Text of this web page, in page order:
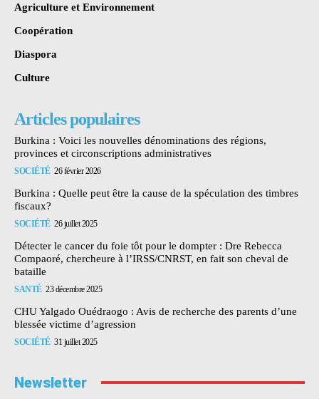
Agriculture et Environnement
Coopération
Diaspora
Culture
Articles populaires
Burkina : Voici les nouvelles dénominations des régions,
provinces et circonscriptions administratives
SOCIÉTÉ 26 février 2026
Burkina : Quelle peut être la cause de la spéculation des timbres
fiscaux?
SOCIÉTÉ 26 juillet 2025
Détecter le cancer du foie tôt pour le dompter : Dre Rebecca
Compaoré, chercheure à l’IRSS/CNRST, en fait son cheval de
bataille
SANTÉ 23 décembre 2025
CHU Yalgado Ouédraogo : Avis de recherche des parents d’une
blessée victime d’agression
SOCIÉTÉ 31 juillet 2025
Newsletter